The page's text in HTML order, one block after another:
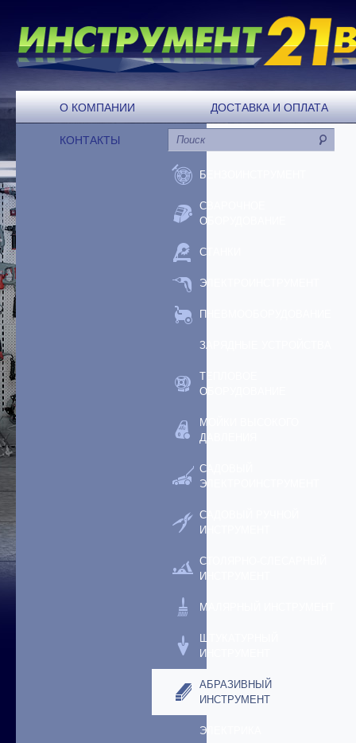
О КОМПАНИИ ДОСТАВКА И ОПЛАТА
КОНТАКТЫ
БЕНЗОИНСТРУМЕНТ
СВАРОЧНОЕ
ОБОРУДОВАНИЕ
СТАНКИ
ЭЛЕКТРОИНСТРУМЕНТ
ПНЕВМООБОРУДОВАНИЕ
ЗАРЯДНЫЕ УСТРОЙСТВА
ТЕПЛОВОЕ
ОБОРУДОВАНИЕ
МОЙКИ ВЫСОКОГО
ДАВЛЕНИЯ
САДОВЫЙ
ЭЛЕКТРОИНСТРУМЕНТ
САДОВЫЙ РУЧНОЙ
ИНСТРУМЕНТ
СТОЛЯРНО-СЛЕСАРНЫЙ
ИНСТРУМЕНТ
МАЛЯРНЫЙ ИНСТРУМЕНТ
ШТУКАТУРНЫЙ
ИНСТРУМЕНТ
АБРАЗИВНЫЙ
ИНСТРУМЕНТ
ЭЛЕКТРИКА